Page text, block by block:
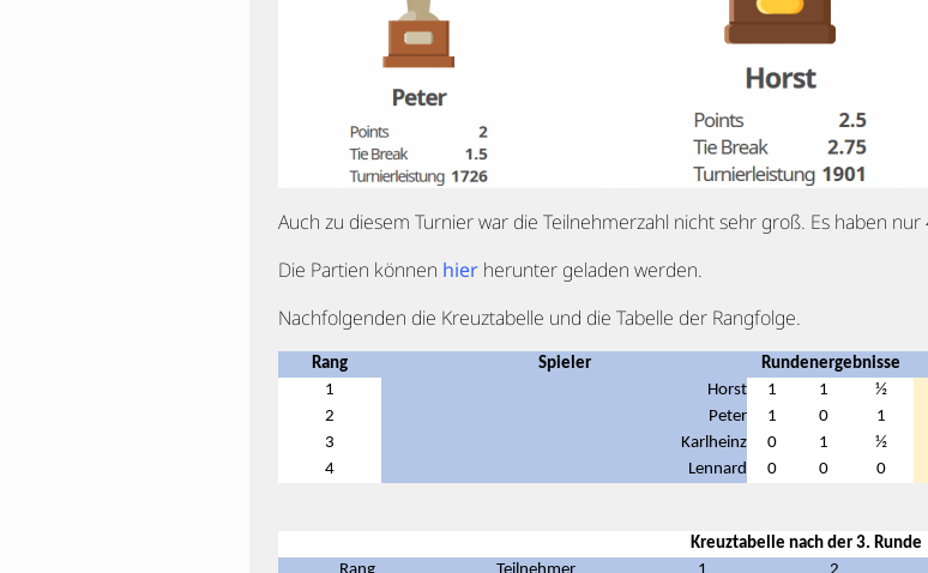
Auch zu diesem Turnier war die Teilnehmerzahl nicht sehr groß. Es haben
Die Partien können hier herunter geladen werden.
Nachfolgenden die Kreuztabelle und die Tabelle der Rangfolge.
Rang Spieler Rundenergebnisse
1
Horst 1 1 ½
2
Peter 1 0 1
3
Karlheinz 0 1 ½
4
Lennard 0 0 0
Kreuztabelle nach der 3. Runde